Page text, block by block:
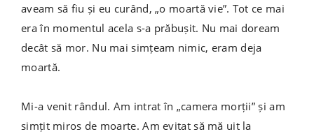
aveam să fiu și eu curând, „o moartă vie”. Tot ce mai
era în momentul acela s-a prăbușit. Nu mai doream
decât să mor. Nu mai simțeam nimic, eram deja
moartă.
Mi-a venit rândul. Am intrat în „camera morții” și am
simțit miros de moarte. Am evitat să mă uit la